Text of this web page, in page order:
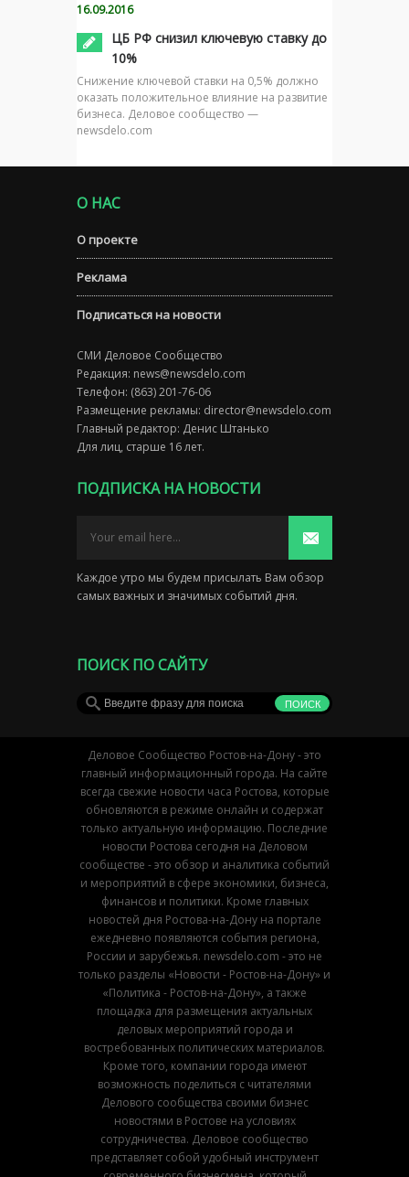
16.09.2016
ЦБ РФ снизил ключевую ставку до
10%
Снижение ключевой ставки на 0,5% должно
оказать положительное влияние на развитие
бизнеса. Деловое сообщество —
newsdelo.com
О НАС
О проекте
Реклама
Подписаться на новости
СМИ Деловое Сообщество
Редакция: news@newsdelo.com
Телефон: (863) 201-76-06
Размещение рекламы: director@newsdelo.com
Главный редактор: Денис Штанько
Для лиц, старше 16 лет.
ПОДПИСКА НА НОВОСТИ
Каждое утро мы будем присылать Вам обзор
самых важных и значимых событий дня.
ПОИСК ПО САЙТУ
Деловое Сообщество Ростов-на-Дону - это
главный информационный города. На сайте
всегда свежие новости часа Ростова, которые
обновляются в режиме онлайн и содержат
только актуальную информацию. Последние
новости Ростова сегодня на Деловом
сообществе - это обзор и аналитика событий
и мероприятий в сфере экономики, бизнеса,
финансов и политики. Кроме главных
новостей дня Ростова-на-Дону на портале
ежедневно появляются события региона,
России и зарубежья. newsdelo.com - это не
только разделы «Новости - Ростов-на-Дону» и
«Политика - Ростов-на-Дону», а также
площадка для размещения актуальных
деловых мероприятий города и
востребованных политических материалов.
Кроме того, компании города имеют
возможность поделиться с читателями
Делового сообщества своими бизнес
новостями в Ростове на условиях
сотрудничества. Деловое сообщество
представляет собой удобный инструмент